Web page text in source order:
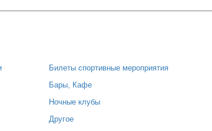
Билеты спортивные мероприятия
Бары, Кафе
Ночные клубы
Другое